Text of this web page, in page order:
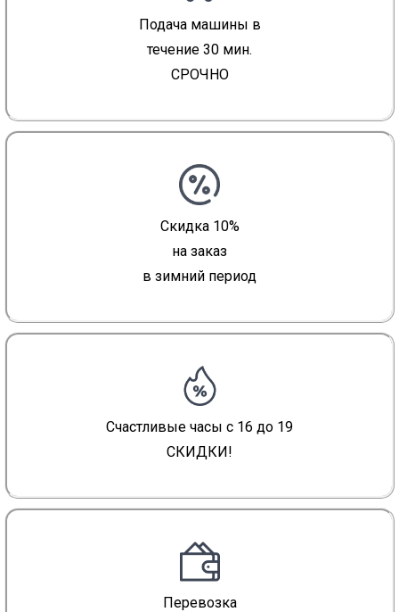
Подача машины в
течение 30 мин.
СРОЧНО
Скидка 10%
на заказ
в зимний период
Счастливые часы с 16 до 19
СКИДКИ!
Перевозка